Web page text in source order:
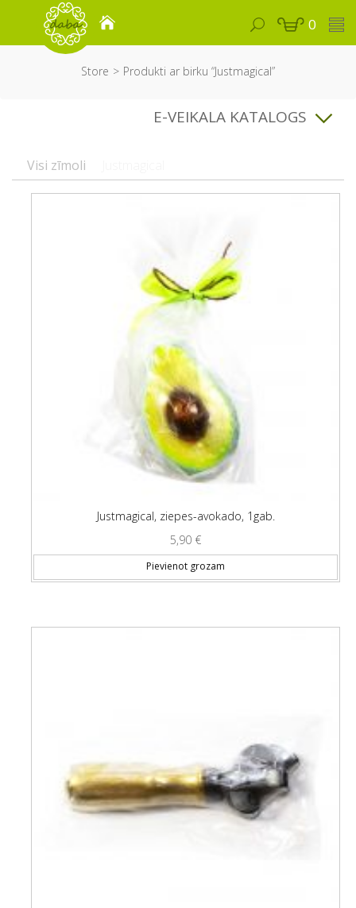
0
Store Produkti ar birku “Justmagical”
E-VEIKALA KATALOGS
Visi zīmoli
Justmagical, ziepes-avokado, 1gab.
5,90 €
Pievienot grozam